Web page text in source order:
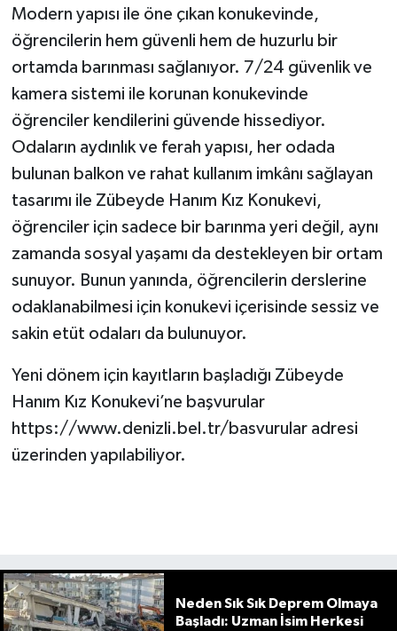
Modern yapısı ile öne çıkan konukevinde,
öğrencilerin hem güvenli hem de huzurlu bir
ortamda barınması sağlanıyor. 7/24 güvenlik ve
kamera sistemi ile korunan konukevinde
öğrenciler kendilerini güvende hissediyor.
Odaların aydınlık ve ferah yapısı, her odada
bulunan balkon ve rahat kullanım imkânı sağlayan
tasarımı ile Zübeyde Hanım Kız Konukevi,
öğrenciler için sadece bir barınma yeri değil, aynı
zamanda sosyal yaşamı da destekleyen bir ortam
sunuyor. Bunun yanında, öğrencilerin derslerine
odaklanabilmesi için konukevi içerisinde sessiz ve
sakin etüt odaları da bulunuyor.
Yeni dönem için kayıtların başladığı Zübeyde
Hanım Kız Konukevi’ne başvurular
https://www.denizli.bel.tr/basvurular adresi
üzerinden yapılabiliyor.
Neden Sık Sık Deprem Olmaya
Başladı: Uzman İsim Herkesi